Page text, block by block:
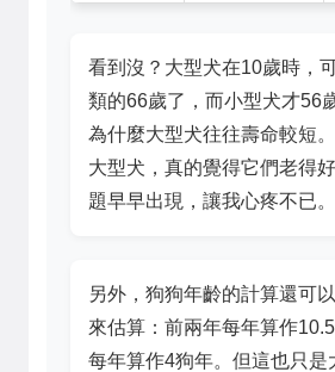
看到沒？大型犬在10歲時，
類的66歲了，而小型犬才56
為什麼大型犬往往壽命較短
大型犬，真的覺得它們老得
題早早出現，讓我心疼不已。
另外，狗狗年齡的計算還可
來估算：前兩年每年算作
每年算作4狗年。但這也只是